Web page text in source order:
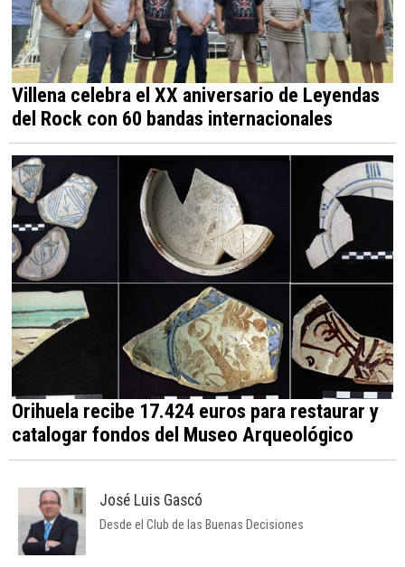
Villena celebra el XX aniversario de Leyendas
del Rock con 60 bandas internacionales
Orihuela recibe 17.424 euros para restaurar y
catalogar fondos del Museo Arqueológico
José Luis Gascó
Desde el Club de las Buenas Decisiones